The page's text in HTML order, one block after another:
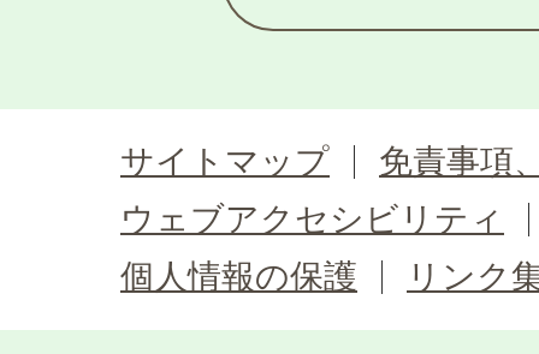
サイトマップ
免責事項
ウェブアクセシビリティ
個人情報の保護
リンク